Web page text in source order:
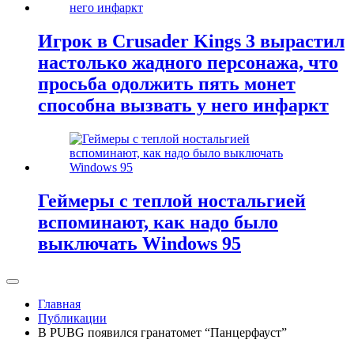
Игрок в Crusader Kings 3 вырастил
настолько жадного персонажа, что
просьба одолжить пять монет
способна вызвать у него инфаркт
Геймеры с теплой ностальгией
вспоминают, как надо было
выключать Windows 95
Главная
Публикации
В PUBG появился гранатомет “Панцерфауст”